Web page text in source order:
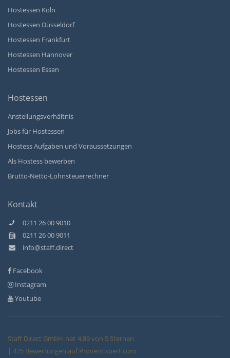
Hostessen Köln
Hostessen Düsseldorf
Hostessen Frankfurt
Hostessen Hannover
Hostessen Essen
Hostessen
Anstellungsverhältnis
Jobs für Hostessen
Hostess Aufgaben und Voraussetzungen
Als Hostess bewerben
Brutto-Netto-Lohnsteuerrechner
Kontakt
0211 26 00 9010
0211 26 00 9011
info@staff.direct
Facebook
Instagram
Youtube
Staff Direct GmbH hat 4,89von 5 Sternen
| 425 Bewertungen auf ProvenExpert.com